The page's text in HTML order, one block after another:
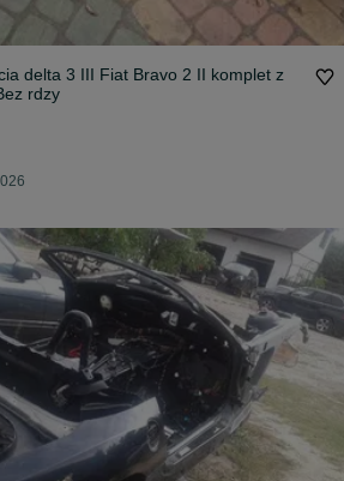
delta 3 III Fiat Bravo 2 II komplet z
rdzy